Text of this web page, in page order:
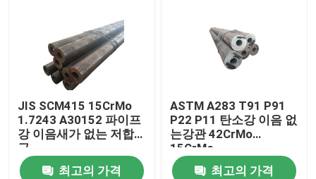
보일러 가마문
롤러 체인 스프로켓 휠
고정화 격자 보일러
JIS SCM415 15CrMo
1.7243 A30152 파이프
강 이음새가 없는 저합
금
최고의 가격
ASTM A283 T91 P91
P22 P11 탄소강 이음 없
는강관 42CrMo
15CrMo
최고의 가격